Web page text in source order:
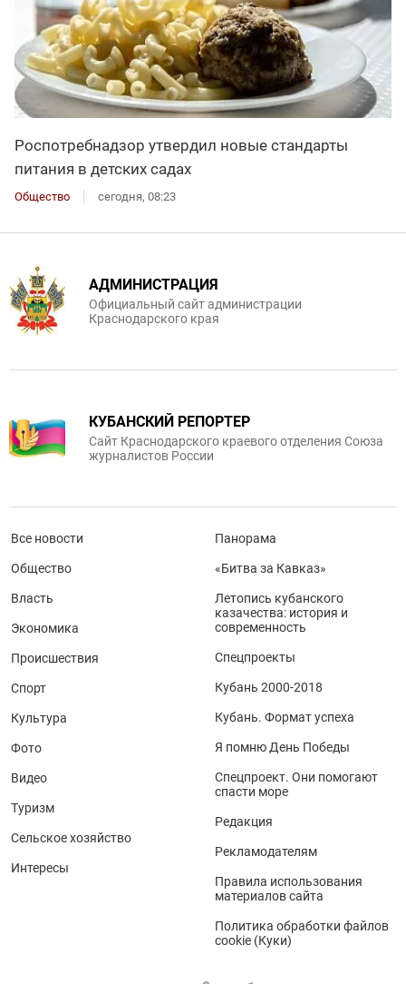
Роспотребнадзор утвердил новые стандарты
питания в детских садах
Общество сегодня, 08:23
АДМИНИСТРАЦИЯ
Официальный сайт администрации
Краснодарского края
КУБАНСКИЙ РЕПОРТЕР
Сайт Краснодарского краевого отделения Союза
журналистов России
Все новости
Общество
Власть
Экономика
Происшествия
Спорт
Культура
Фото
Видео
Туризм
Сельское хозяйство
Интересы
Панорама
«Битва за Кавказ»
Летопись кубанского
казачества: история и
современность
Спецпроекты
Кубань 2000-2018
Кубань. Формат успеха
Я помню День Победы
Спецпроект. Они помогают
спасти море
Редакция
Рекламодателям
Правила использования
материалов сайта
Политика обработки файлов
cookie (Куки)